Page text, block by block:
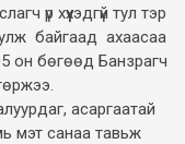
үр хүүхэдгүй тул тэр
байгаад ахаасаа
он бөгөөд Банзрагч
асаргаатай
мэт санаа тавьж